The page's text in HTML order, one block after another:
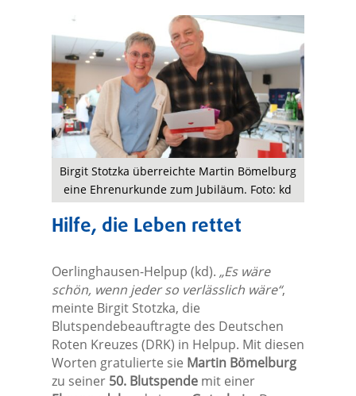
Birgit Stotzka überreichte Martin Bömelburg
eine Ehrenurkunde zum Jubiläum. Foto: kd
Hilfe, die Leben rettet
Oerlinghausen-Helpup (kd). „Es wäre
schön, wenn jeder so verlässlich wäre“,
meinte Birgit Stotzka, die
Blutspendebeauftragte des Deutschen
Roten Kreuzes (DRK) in Helpup. Mit diesen
Worten gratulierte sie Martin Bömelburg
zu seiner 50. Blutspendemit einer